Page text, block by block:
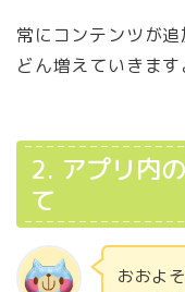
常にコンテンツが
どん増えていきます
2. アプリ内
て
おおよそ